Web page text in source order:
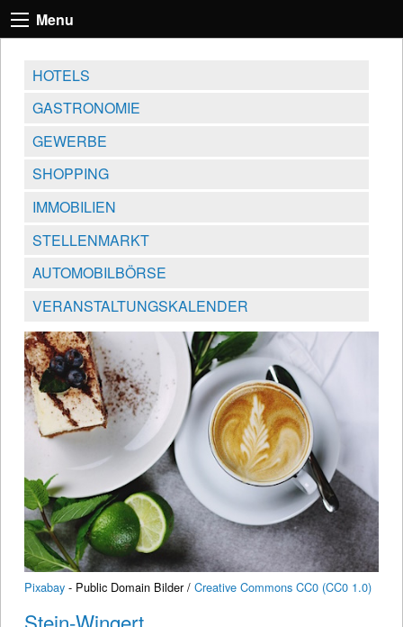
Menu
HOTELS
GASTRONOMIE
GEWERBE
SHOPPING
IMMOBILIEN
STELLENMARKT
AUTOMOBILBÖRSE
VERANSTALTUNGSKALENDER
Pixabay - Public Domain Bilder / Creative Commons CC0 (CC0 1.0)
Stein-Wingert